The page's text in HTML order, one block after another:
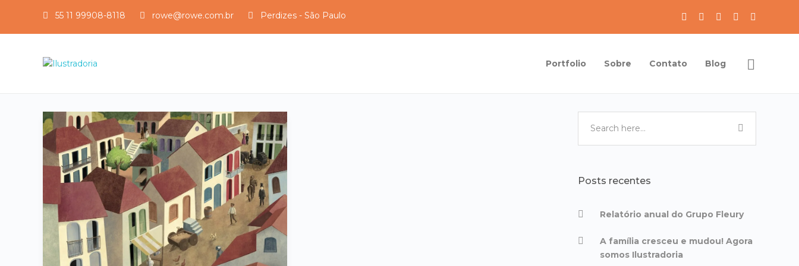
55 11 99908-8118 rowe@rowe.com.br Perdizes - São Paulo
Portfolio Sobre Contato Blog
Posts recentes
Relatório anual do Grupo Fleury
A família cresceu e mudou! Agora
somos Ilustradoria